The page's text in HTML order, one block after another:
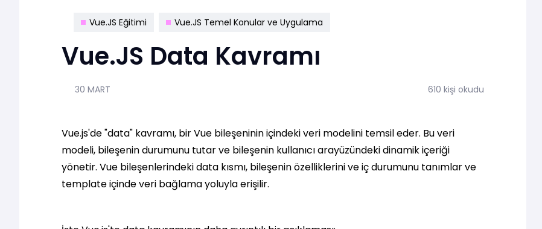
Vue.JS Eğitimi Vue.JS Temel Konular ve Uygulama
Vue.JS Data Kavramı
30 MART 610 kişi okudu
Vue.js'de "data" kavramı, bir Vue bileşeninin içindeki veri modelini temsil eder. Bu veri
modeli, bileşenin durumunu tutar ve bileşenin kullanıcı arayüzündeki dinamik içeriği
yönetir. Vue bileşenlerindeki data kısmı, bileşenin özelliklerini ve iç durumunu tanımlar ve
template içinde veri bağlama yoluyla erişilir.